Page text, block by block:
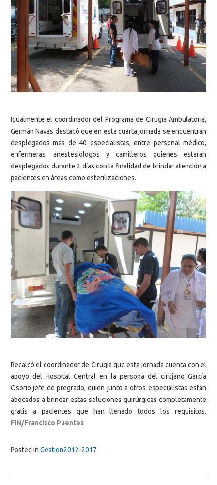
Igualmente el coordinador del Programa de Cirugía Ambulatoria,
Germán Navas destacó que en esta cuarta jornada se encuentran
desplegados más de 40 especialistas, entre personal médico,
enfermeras, anestesiólogos y camilleros quienes estarán
desplegados durante 2 días con la finalidad de brindar atención a
pacientes en áreas como esterilizaciones.
Recalcó el coordinador de Cirugía que esta jornada cuenta con el
apoyo del Hospital Central en la persona del cirujano García
Osorio jefe de pregrado, quien junto a otros especialistas están
abocados a brindar estas soluciones quirúrgicas completamente
gratis a pacientes que han llenado todos los requisitos.
FIN/Francisco Puentes
Posted in Gestion2012-2017